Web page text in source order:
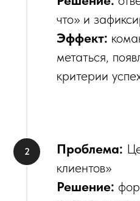
что» и
Эффект:
метаться,
критерии
Проблема:
клиентов»
Решение: